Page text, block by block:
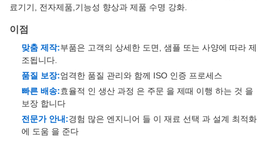
료기기, 전자제품,기능성 향상과 제품 수명 강화.
이점
맞춤 제작:부품은 고객의 상세한 도면, 샘플 또는 사양에 따라 제
조됩니다.
품질 보장:엄격한 품질 관리와 함께 ISO 인증 프로세스
빠른 배송:효율적 인 생산 과정 은 주문 을 제때 이행 하는 것 을
보장 합니다
전문가 안내:경험 많은 엔지니어 들 이 재료 선택 과 설계 최적화
에 도움 을 준다